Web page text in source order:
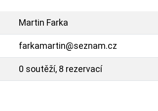
Martin Farka
farkamartin@seznam.cz
0 soutěží, 8 rezervací